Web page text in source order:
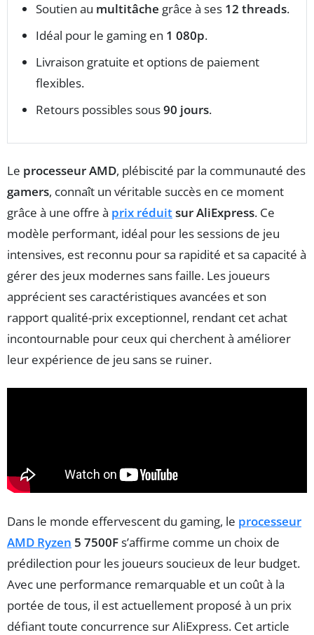
Soutien au multitâche grâce à ses 12 threads.
Idéal pour le gaming en 1 080p.
Livraison gratuite et options de paiement
flexibles.
Retours possibles sous90 jours.
Le processeur AMD, plébiscité par la communauté des
gamers, connaît un véritable succès en ce moment
grâce à une offre à prix réduitsur AliExpress. Ce
modèle performant, idéal pour les sessions de jeu
intensives, est reconnu pour sa rapidité et sa capacité à
gérer des jeux modernes sans faille. Les joueurs
apprécient ses caractéristiques avancées et son
rapport qualité-prix exceptionnel, rendant cet achat
incontournable pour ceux qui cherchent à améliorer
leur expérience de jeu sans se ruiner.
Dans le monde effervescent du gaming, le processeur
AMD Ryzen 5 7500Fs’affirme comme un choix de
prédilection pour les joueurs soucieux de leur budget.
Avec une performance remarquable et un coût à la
portée de tous, il est actuellement proposé à un prix
défiant toute concurrence sur AliExpress. Cet article